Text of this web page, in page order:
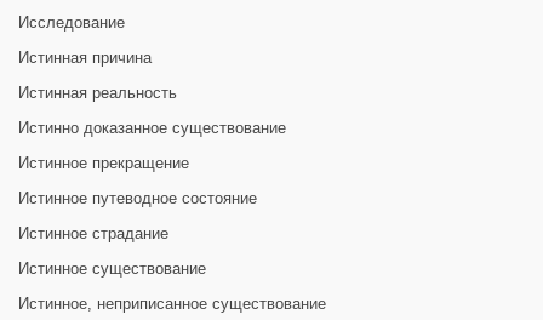
Исследование
Истинная причина
Истинная реальность
Истинно доказанное существование
Истинное прекращение
Истинное путеводное состояние
Истинное страдание
Истинное существование
Истинное, неприписанное существование